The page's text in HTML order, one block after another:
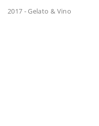
2017 - Gelato & Vino